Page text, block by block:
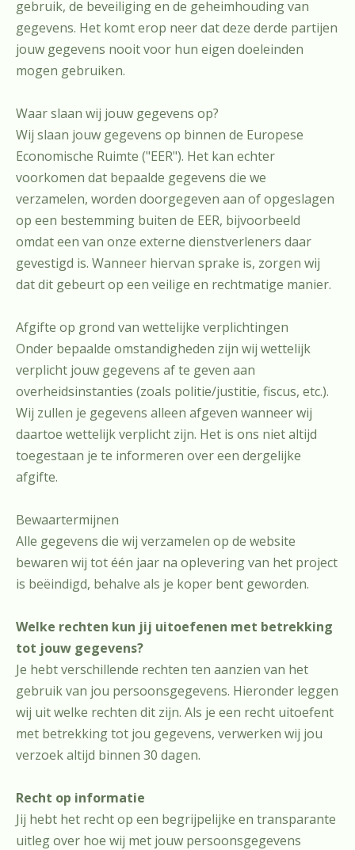
gebruik, de beveiliging en de geheimhouding van
gegevens. Het komt erop neer dat deze derde partijen
jouw gegevens nooit voor hun eigen doeleinden
mogen gebruiken.
Waar slaan wij jouw gegevens op?
Wij slaan jouw gegevens op binnen de Europese
Economische Ruimte ("EER"). Het kan echter
voorkomen dat bepaalde gegevens die we
verzamelen, worden doorgegeven aan of opgeslagen
op een bestemming buiten de EER, bijvoorbeeld
omdat een van onze externe dienstverleners daar
gevestigd is. Wanneer hiervan sprake is, zorgen wij
dat dit gebeurt op een veilige en rechtmatige manier.
Afgifte op grond van wettelijke verplichtingen
Onder bepaalde omstandigheden zijn wij wettelijk
verplicht jouw gegevens af te geven aan
overheidsinstanties (zoals politie/justitie, fiscus, etc.).
Wij zullen je gegevens alleen afgeven wanneer wij
daartoe wettelijk verplicht zijn. Het is ons niet altijd
toegestaan je te informeren over een dergelijke
afgifte.
Bewaartermijnen
Alle gegevens die wij verzamelen op de website
bewaren wij tot één jaar na oplevering van het project
is beëindigd, behalve als je koper bent geworden.
Welke rechten kun jij uitoefenen met betrekking
tot jouw gegevens?
Je hebt verschillende rechten ten aanzien van het
gebruik van jou persoonsgegevens. Hieronder leggen
wij uit welke rechten dit zijn. Als je een recht uitoefent
met betrekking tot jou gegevens, verwerken wij jou
verzoek altijd binnen 30 dagen.
Recht op informatie
Jij hebt het recht op een begrijpelijke en transparante
uitleg over hoe wij met jouw persoonsgegevens